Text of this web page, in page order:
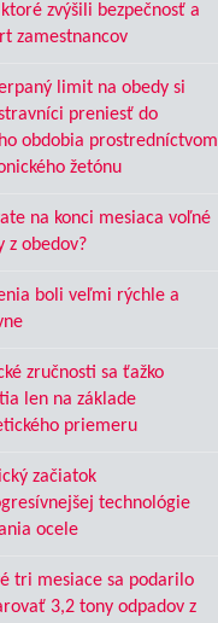
zvýšili bezpečnosť a
zamestnancov
limit na obedy si
preniesť do
obdobia prostredníctvom
žetónu
na konci mesiaca voľné
z obedov?
boli veľmi rýchle a
zručnosti sa ťažko
len na základe
priemeru
začiatok
technológie
ocele
tri mesiace sa podarilo
3,2 tony odpadov z